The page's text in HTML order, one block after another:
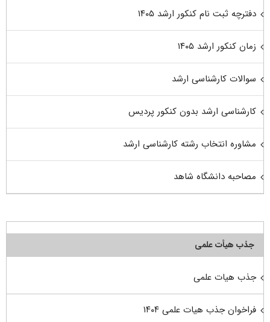
دفترچه ثبت نام کنکور ارشد ۱۴۰۵
زمان کنکور ارشد ۱۴۰۵
سوالات کارشناسی ارشد
کارشناسی ارشد بدون کنکور پردیس
مشاوره انتخاب رشته کارشناسی ارشد
مصاحبه دانشگاه شاهد
جذب هیأت علمی
جذب هیات علمی
فراخوان جذب هیات علمی ۱۴۰۴